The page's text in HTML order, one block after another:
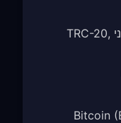
: אסימוני TRC-20,
: Bitcoin